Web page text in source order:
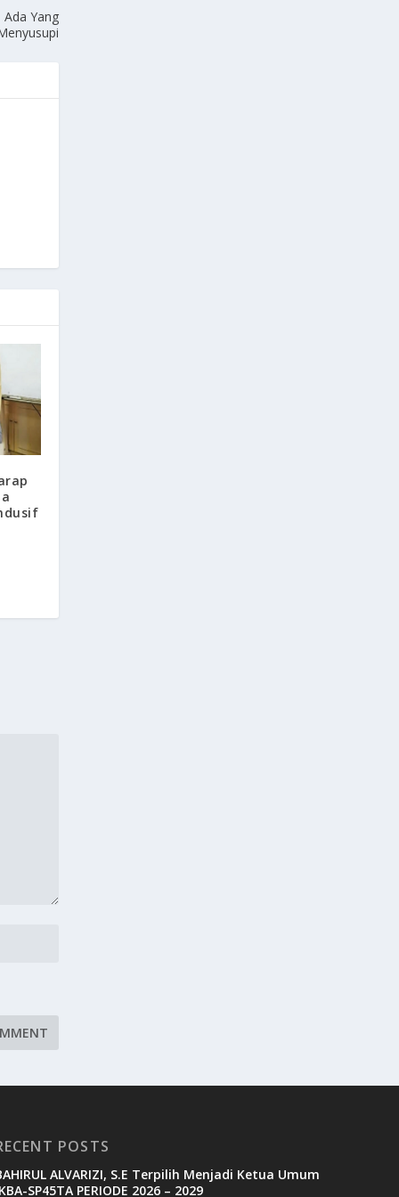
Yang
POSTS
ALVARIZI, S.E Terpilih Menjadi Ketua Umum
SP45TA PERIODE 2026 – 2029